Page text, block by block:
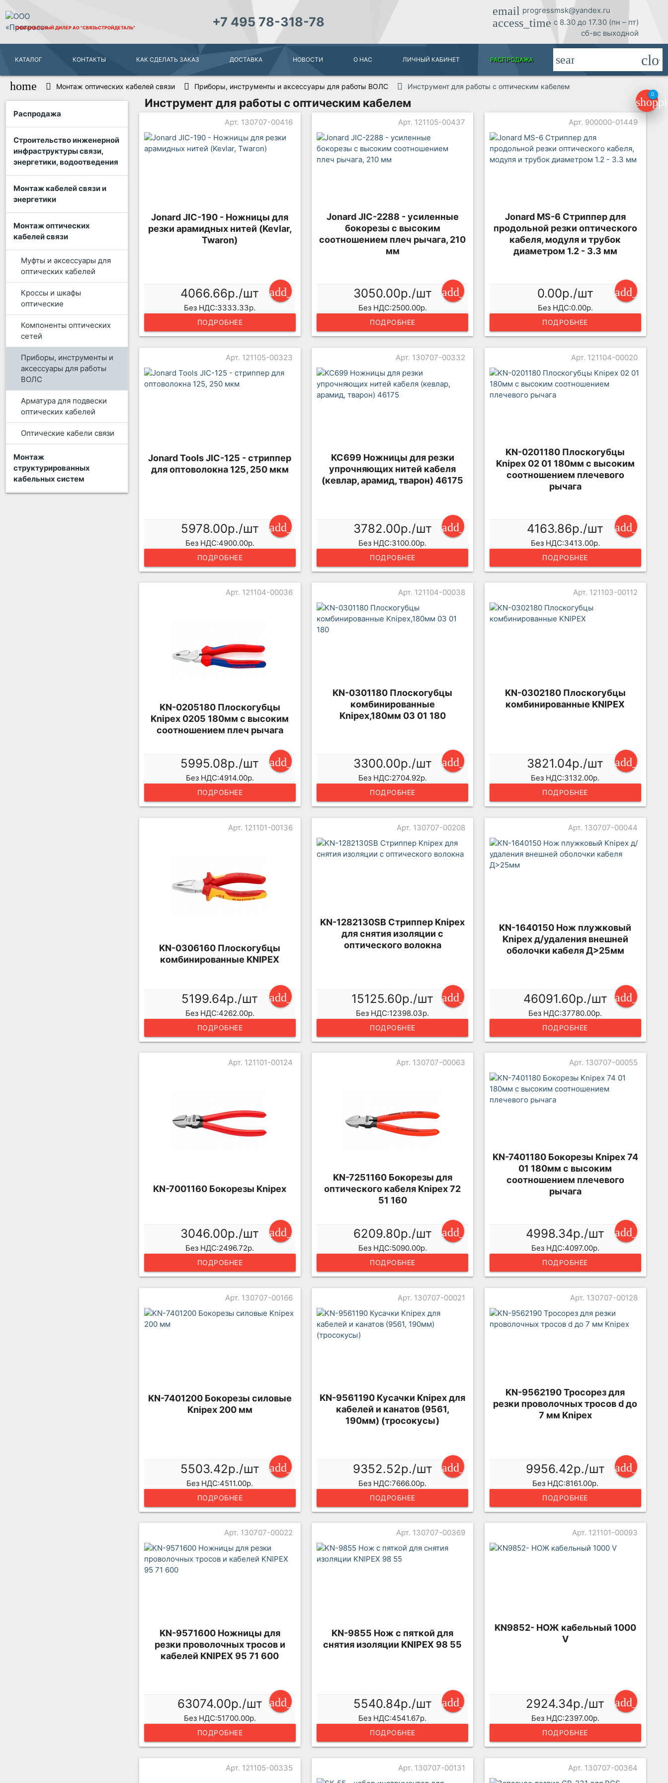
ОФИЦИАЛЬНЫЙ ДИЛЕРАО "СВЯЗЬСТРОЙДЕТАЛЬ" +7 495 78-318-78
email progressmsk@yandex.ru
access_time с 8.30 до 17.30 (пн – пт)
сб-вс выходной
КАТАЛОГ КОНТАКТЫ КАК СДЕЛАТЬ ЗАКАЗ ДОСТАВКА НОВОСТИ О НАС ЛИЧНЫЙ КАБИНЕТ РАСПРОДАЖА search
0
home Монтаж оптических кабелей связи Приборы, инструменты и аксессуары для работы ВОЛС Инструмент для работы с оптическим кабелем
Распродажа
Строительство инженерной
инфраструктуры связи,
энергетики, водоотведения
Монтаж кабелей связи и
энергетики
Монтаж оптических
кабелей связи
Муфты и аксессуары для
оптических кабелей
Кроссы и шкафы
оптические
Компоненты оптических
сетей
Приборы, инструменты и
аксессуары для работы
ВОЛС
Арматура для подвески
оптических кабелей
Оптические кабели связи
Монтаж
структурированных
кабельных систем
Инструмент для работы с оптическим кабелем
Арт. 130707-00416
Jonard JIC-190 - Ножницы для
резки арамидных нитей (Kevlar,
Twaron)
add_shopping_cart
4066.66р./шт
Без НДС:3333.33р.
ПОДРОБНЕЕ
Арт. 121105-00437
Jonard JIC-2288 - усиленные
бокорезы с высоким
соотношением плеч рычага, 210
мм
add_shopping_cart
3050.00р./шт
Без НДС:2500.00р.
ПОДРОБНЕЕ
Арт. 900000-01449
Jonard MS-6 Стриппер для
продольной резки оптического
кабеля, модуля и трубок
диаметром 1.2 - 3.3 мм
0.00р./шт
Без НДС:0.00р.
ПОДРОБНЕЕ
Арт. 121105-00323
Jonard Tools JIC-125 - стриппер
для оптоволокна 125, 250 мкм
add_shopping_cart
5978.00р./шт
Без НДС:4900.00р.
ПОДРОБНЕЕ
Арт. 130707-00332
KC699 Ножницы для резки
упрочняющих нитей кабеля
(кевлар, арамид, тварон) 46175
add_shopping_cart
3782.00р./шт
Без НДС:3100.00р.
ПОДРОБНЕЕ
Арт. 121104-00020
KN-0201180 Плоскогубцы
Knipex 02 01 180мм с высоким
соотношением плечевого
рычага
4163.86р./шт
Без НДС:3413.00р.
ПОДРОБНЕЕ
Арт. 121104-00036
KN-0205180 Плоскогубцы
Knipex 0205 180мм с высоким
соотношением плеч рычага
add_shopping_cart
5995.08р./шт
Без НДС:4914.00р.
ПОДРОБНЕЕ
Арт. 121104-00038
KN-0301180 Плоскогубцы
комбинированные
Knipex,180мм 03 01 180
add_shopping_cart
3300.00р./шт
Без НДС:2704.92р.
ПОДРОБНЕЕ
Арт. 121103-00112
KN-0302180 Плоскогубцы
комбинированные KNIPEX
3821.04р./шт
Без НДС:3132.00р.
ПОДРОБНЕЕ
Арт. 121101-00136
KN-0306160 Плоскогубцы
комбинированные KNIPEX
add_shopping_cart
5199.64р./шт
Без НДС:4262.00р.
ПОДРОБНЕЕ
Арт. 130707-00208
KN-1282130SB Стриппер Knipex
для снятия изоляции с
оптического волокна
add_shopping_cart
15125.60р./шт
Без НДС:12398.03р.
ПОДРОБНЕЕ
Арт. 130707-00044
KN-1640150 Нож плужковый
Knipex д/удаления внешней
оболочки кабеля Д>25мм
46091.60р./шт
Без НДС:37780.00р.
ПОДРОБНЕЕ
Арт. 121101-00124
KN-7001160 Бокорезы Knipex
add_shopping_cart
3046.00р./шт
Без НДС:2496.72р.
ПОДРОБНЕЕ
Арт. 130707-00063
KN-7251160 Бокорезы для
оптического кабеля Knipex 72
51 160
add_shopping_cart
6209.80р./шт
Без НДС:5090.00р.
ПОДРОБНЕЕ
Арт. 130707-00055
KN-7401180 Бокорезы Knipex 74
01 180мм с высоким
соотношением плечевого
рычага
4998.34р./шт
Без НДС:4097.00р.
ПОДРОБНЕЕ
Арт. 130707-00166
KN-7401200 Бокорезы силовые
Knipex 200 мм
add_shopping_cart
5503.42р./шт
Без НДС:4511.00р.
ПОДРОБНЕЕ
Арт. 130707-00021
KN-9561190 Кусачки Knipex для
кабелей и канатов (9561,
190мм) (тросокусы)
add_shopping_cart
9352.52р./шт
Без НДС:7666.00р.
ПОДРОБНЕЕ
Арт. 130707-00128
KN-9562190 Тросорез для
резки проволочных тросов d до
7 мм Knipex
9956.42р./шт
Без НДС:8161.00р.
ПОДРОБНЕЕ
Арт. 130707-00022
KN-9571600 Ножницы для
резки проволочных тросов и
кабелей KNIPEX 95 71 600
add_shopping_cart
63074.00р./шт
Без НДС:51700.00р.
ПОДРОБНЕЕ
Арт. 130707-00369
KN-9855 Нож с пяткой для
снятия изоляции KNIPEX 98 55
add_shopping_cart
5540.84р./шт
Без НДС:4541.67р.
ПОДРОБНЕЕ
Арт. 121101-00093
KN9852- НОЖ кабельный 1000
V
2924.34р./шт
Без НДС:2397.00р.
ПОДРОБНЕЕ
Арт. 121105-00335 Арт. 130707-00131 Арт. 130707-00364